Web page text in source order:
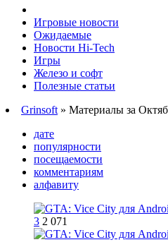
Игровые новости
Ожидаемые
Новости Hi-Tech
Игры
Железо и софт
Полезные статьи
Grinsoft » Материалы за
дате
популярности
посещаемости
комментариям
алфавиту
3 2 071